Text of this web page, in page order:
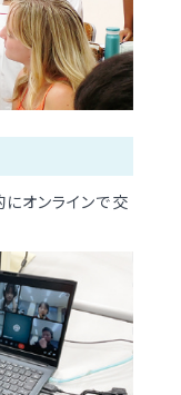
）
オンラインで交